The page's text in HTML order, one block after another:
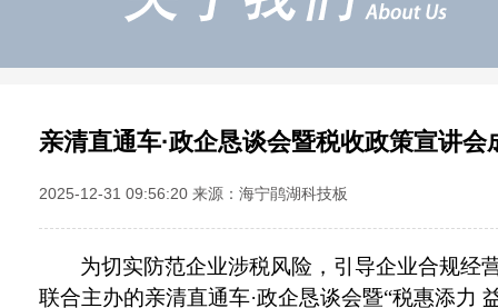
亲清直通车·政企恳谈会暨税收政策宣讲会
2025-12-31 09:56:20 来源：海宁鹃湖科技板
为切实防范企业涉税风险，引导企业合规经
联合主办的亲清直通车·政企恳谈会暨“税惠添力